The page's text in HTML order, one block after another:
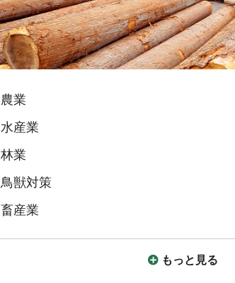
農業
水産業
林業
鳥獣対策
畜産業
もっと見る